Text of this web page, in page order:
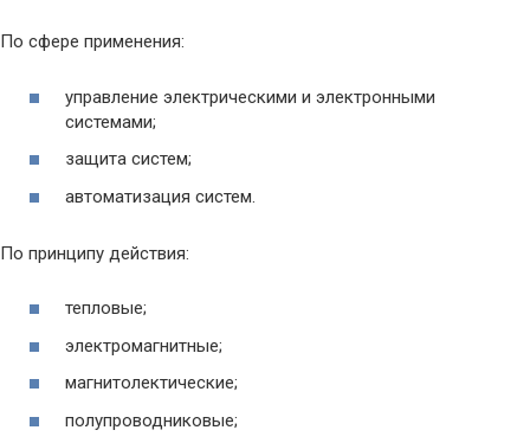
По сфере применения:
управление электрическими и электронными
системами;
защита систем;
автоматизация систем.
По принципу действия:
тепловые;
электромагнитные;
магнитолектические;
полупроводниковые;